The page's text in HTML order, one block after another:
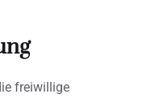
freiwillige